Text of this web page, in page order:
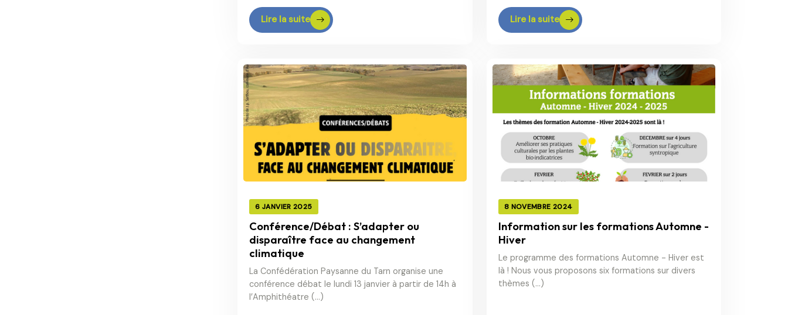
Lire la suite Lire la suite
6 JANVIER 2025
Conférence/Débat : S’adapter ou
disparaître face au changement
climatique
La Confédération Paysanne du Tarn organise une
conférence débat le lundi 13 janvier à partir de 14h à
l’Amphithéatre (…)
8 NOVEMBRE 2024
Information sur les formations Automne -
Hiver
Le programme des formations Automne - Hiver est
là ! Nous vous proposons six formations sur divers
thèmes (…)